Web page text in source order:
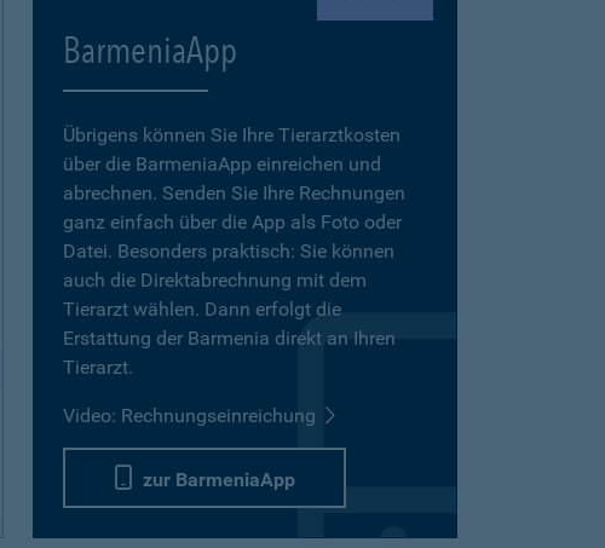
BarmeniaApp
Übrigens können Sie Ihre Tierarztkosten
über die BarmeniaApp einreichen und
abrechnen. Senden Sie Ihre Rechnungen
ganz einfach über die App als Foto oder
Datei. Besonders praktisch: Sie können
auch die Direktabrechnung mit dem
Tierarzt wählen. Dann erfolgt die
Erstattung der Barmenia direkt an Ihren
Tierarzt.
Video: Rechnungseinreichung
zur BarmeniaApp